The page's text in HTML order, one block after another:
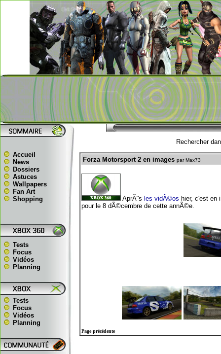
Accueil
News
Dossiers
Astuces
Wallpapers
Fan Art
Shopping
Tests
Focus
Vidéos
Planning
Tests
Focus
Vidéos
Planning
Rechercher
Forza Motorsport 2 en images par Max73
AprÃ¨s les vidÃ©os hier, c'est en
pour le 8 dÃ©cembre de cette annÃ©e.
Page précédente